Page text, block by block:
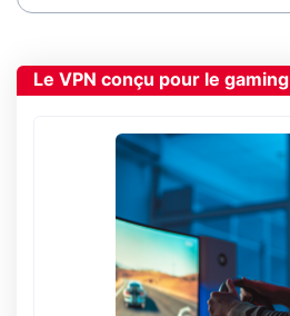
Le VPN conçu pour le gaming